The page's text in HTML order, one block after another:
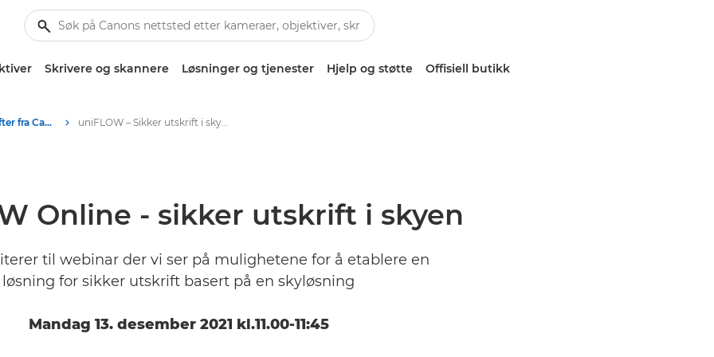
Skrivere og skannere Løsninger og tjenester Hjelp og støtte Offisiell butikk
Webinarer for bedrifter fra Canon uniFLOW – Sikker utskrift i skyen
Online - sikker utskrift i skyen
til webinar der vi ser på mulighetene for å etablere en
løsning for sikker utskrift basert på en skyløsning
Mandag 13. desember 2021 kl.11.00-11:45